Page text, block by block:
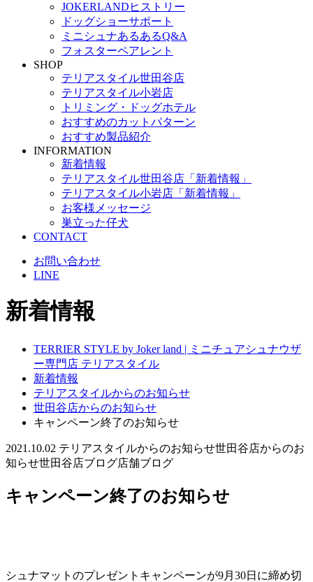
JOKERLANDヒストリー
ドッグショーサポート
ミニシュナあるあるQ&A
フォスターペアレント
SHOP
テリアスタイル世田谷店
テリアスタイル小岩店
トリミング・ドッグホテル
おすすめのカットパターン
おすすめ製品紹介
INFORMATION
新着情報
テリアスタイル世田谷店「新着情報」
テリアスタイル小岩店「新着情報」
お客様メッセージ
巣立った仔犬
CONTACT
お問い合わせ
LINE
新着情報
TERRIER STYLE by Joker land | ミニチュアシュナウザ
ー専門店 テリアスタイル
新着情報
テリアスタイルからのお知らせ
世田谷店からのお知らせ
キャンペーン終了のお知らせ
2021.10.02 テリアスタイルからのお知らせ世田谷店からのお
知らせ世田谷店ブログ店舗ブログ
キャンペーン終了のお知らせ
シュナマットのプレゼントキャンペーンが9月30日に締め切